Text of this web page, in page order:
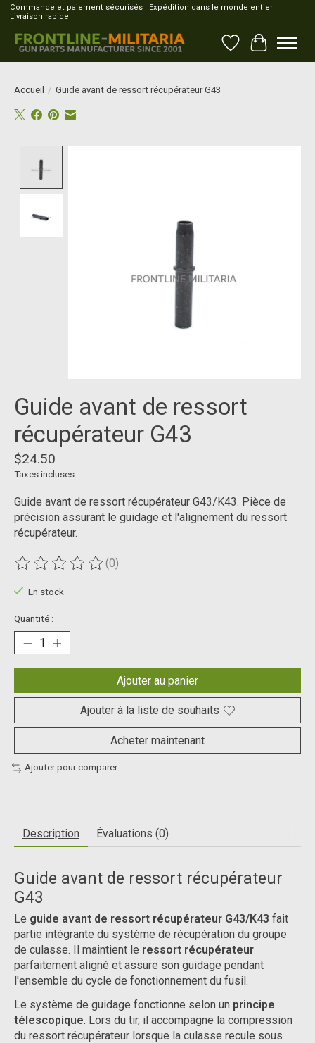
Commande et paiement sécurisés | Expédition dans le monde entier |
Livraison rapide
Liste dePanier
Accueil / Guide avant de ressort récupérateur G43
Guide avant de ressort
récupérateur G43
$24.50
Taxes incluses
Guide avant de ressort récupérateur G43/K43. Pièce de
précision assurant le guidage et l'alignement du ressort
récupérateur.
Ce produit est évalué à
(0)
En stock
Quantité :
Ajouter au panier
Ajouter à la liste de souhaits
Acheter maintenant
Ajouter pour comparer
Description Évaluations (0)
Guide avant de ressort récupérateur
G43
Le guide avant de ressort récupérateur G43/K43 fait
partie intégrante du système de récupération du groupe
de culasse. Il maintient le ressort récupérateur
parfaitement aligné et assure son guidage pendant
l'ensemble du cycle de fonctionnement du fusil.
Le système de guidage fonctionne selon un principe
télescopique. Lors du tir, il accompagne la compression
du ressort récupérateur lorsque la culasse recule sous